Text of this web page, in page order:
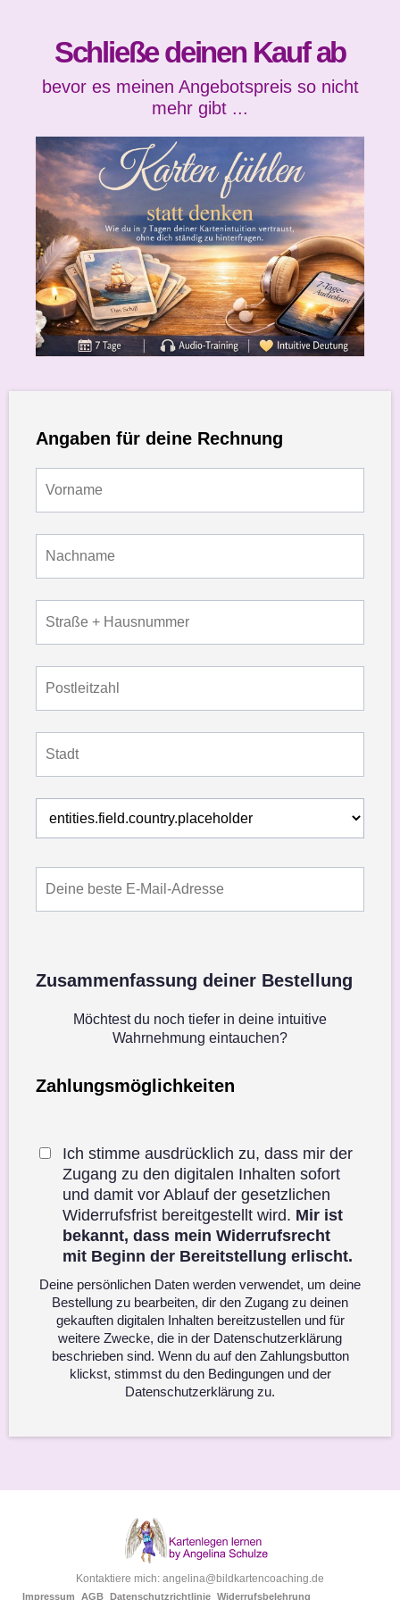
Schließe deinen Kauf ab
bevor es meinen Angebotspreis so nicht
mehr gibt ...
Angaben für deine Rechnung
Zusammenfassung deiner Bestellung
Möchtest du noch tiefer in deine intuitive
Wahrnehmung eintauchen?
Zahlungsmöglichkeiten
Ich stimme ausdrücklich zu, dass mir der
Zugang zu den digitalen Inhalten sofort
und damit vor Ablauf der gesetzlichen
Widerrufsfrist bereitgestellt wird. Mir ist
bekannt, dass mein Widerrufsrecht
mit Beginn der Bereitstellung erlischt.
Deine persönlichen Daten werden verwendet, um deine
Bestellung zu bearbeiten, dir den Zugang zu deinen
gekauften digitalen Inhalten bereitzustellen und für
weitere Zwecke, die in der Datenschutzerklärung
beschrieben sind. Wenn du auf den Zahlungsbutton
klickst, stimmst du den Bedingungen und der
Datenschutzerklärung zu.
Kontaktiere mich: angelina@bildkartencoaching.de
Impressum AGB Datenschutzrichtlinie Widerrufsbelehrung